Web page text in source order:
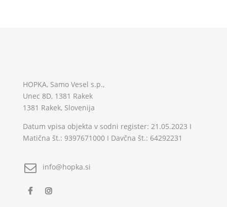
HOPKA, Samo Vesel s.p.,
Unec 8D, 1381 Rakek
1381 Rakek, Slovenija
Datum vpisa objekta v sodni register: 21.05.2023 I
Matična št.: 9397671000 I Davčna št.: 64292231
info@hopka.si